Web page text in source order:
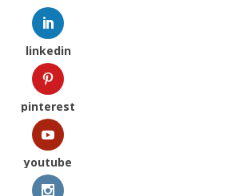
linkedin
pinterest
youtube